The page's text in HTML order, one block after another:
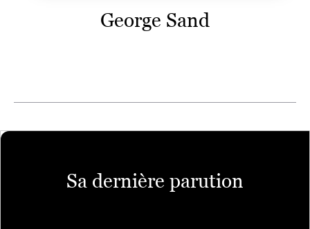
George Sand
Sa dernière parution